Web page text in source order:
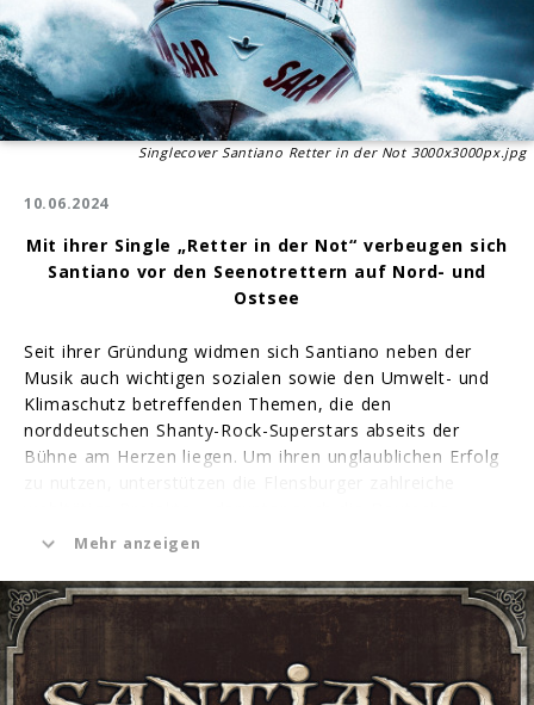
Singlecover Santiano Retter in der Not 3000x3000px.jpg
10.06.2024
Mit ihrer Single „Retter in der Not“ verbeugen sich
Santiano vor den Seenotrettern auf Nord- und
Ostsee
Seit ihrer Gründung widmen sich Santiano neben der
Musik auch wichtigen sozialen sowie den Umwelt- und
Klimaschutz betreffenden Themen, die den
norddeutschen Shanty-Rock-Superstars abseits der
Bühne am Herzen liegen. Um ihren unglaublichen Erfolg
Gesellschaft zur Rettung Schiffbrüchiger (DGzRS). Seit
prominenten Botschaftern der Seenotretter auf Nord-
und Ostsee. Mit ihrer neuen Single möchten sich die
Nordlichter nun vor dem selbstlosen Einsatz der Frauen
und Männer verneigen, die zwischen Borkum im Westen
und Ueckermünde im Osten oft ihr eigenes Leben
Mehr anzeigen